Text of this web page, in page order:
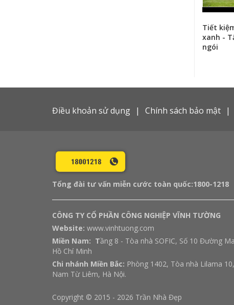
Tiết
xanh -
ngói
Điều khoản sử dụng Chính sách bảo mật
Tổng đài tư vấn miễn cước toàn quốc:1800-1218
CÔNG TY CỔ PHẦN CÔNG NGHIỆP VĨNH TƯỜNG
Website: www.vinhtuong.com
Miền Nam: Tầng 8 - Tòa nhà SOFIC, Số 10 Đường
Hồ Chí Minh
Chi nhánh Miền Bắc: Phòng 1402, Tòa nhà Lilama
Nam Từ Liêm, Hà Nội.
Copyright © 2015 - 2026 Trần Nhà Đẹp